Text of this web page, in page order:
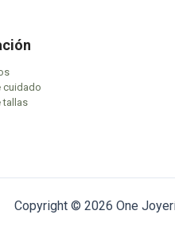
cuidado
tallas
Copyright © 2026 One